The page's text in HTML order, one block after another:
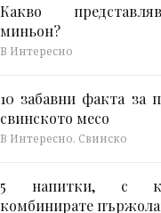
Какво
миньон?
В Интересно
10 забавни факта за
свинското месо
В Интересно, Свинско
5 напитки, с
комбинирате